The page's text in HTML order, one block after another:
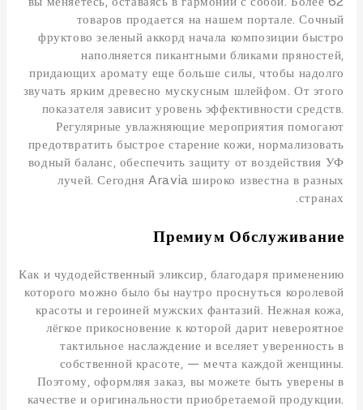
товаров продается на нашем портале. Сочный
фруктово зеленый аккорд начала композиции быстро
наполняется пикантными бликами пряностей,
придающих аромату еще больше силы, чтобы надолго
звучать ярким древесно мускусным шлейфом. От этого
показателя зависит уровень эффективности средств.
Регулярные увлажняющие мероприятия помогают
предотвратить быстрое старение кожи, нормализовать
водный баланс, обеспечить защиту от воздействия УФ
лучей. Сегодня Aravia широко известна в разных
странах.
Премиум Обслуживание
Как и чудодейственный эликсир, благодаря применению
которого можно было бы наутро проснуться королевой
красоты и героиней мужских фантазий. Нежная кожа,
лёгкое прикосновение к которой дарит невероятное
тактильное наслаждение и вселяет уверенность в
собственной красоте, — мечта каждой женщины.
Поэтому, оформляя заказ, вы можете быть уверены в
качестве и оригинальности приобретаемой продукции.